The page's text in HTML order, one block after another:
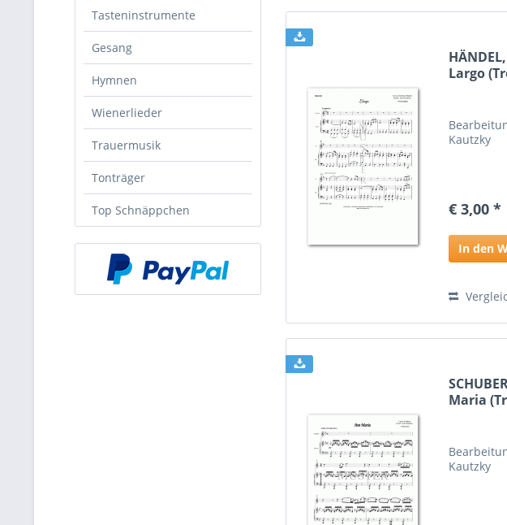
Tasteninstrumente
Gesang
Hymnen
Wienerlieder
Trauermusik
Tonträger
Top Schnäppchen
Largo
Kautzky
€ 3,00 *
In den
Maria
Kautzky